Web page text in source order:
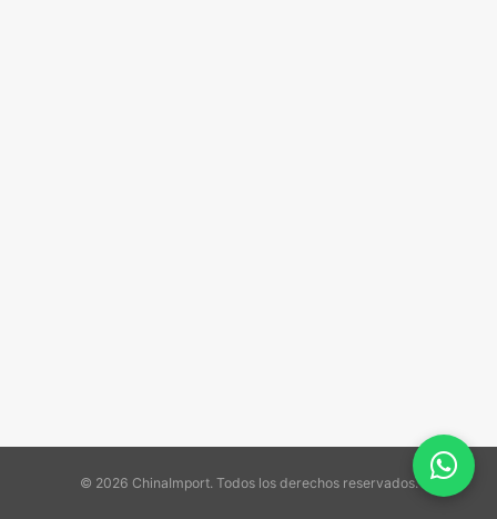
© 2026 ChinaImport. Todos los derechos reservados.